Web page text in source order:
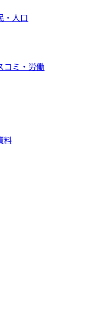
・人口
コミ・労働
料